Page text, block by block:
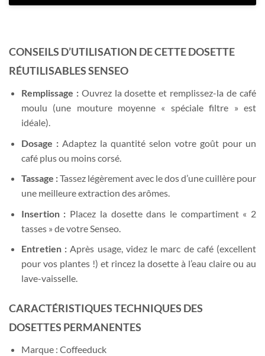
CONSEILS D’UTILISATION DE CETTE DOSETTE
RÉUTILISABLES SENSEO
Remplissage :Ouvrez la dosette et remplissez-la de café
moulu (une mouture moyenne « spéciale filtre » est
idéale).
Dosage :Adaptez la quantité selon votre goût pour un
café plus ou moins corsé.
Tassage :Tassez légèrement avec le dos d’une cuillère pour
une meilleure extraction des arômes.
Insertion : Placez la dosette dans le compartiment « 2
tasses » de votre Senseo.
Entretien : Après usage, videz le marc de café (excellent
pour vos plantes !) et rincez la dosette à l’eau claire ou au
lave-vaisselle.
CARACTÉRISTIQUES TECHNIQUES DES
DOSETTES PERMANENTES
Marque : Coffeeduck